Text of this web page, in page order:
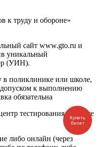
к труду и обороне»
сайт www.gto.ru и
уникальный
(УИН).
в поликлинике или школе,
к выполнению
обязательна
тестирования на сайте
либо онлайн (через
Купить
билет